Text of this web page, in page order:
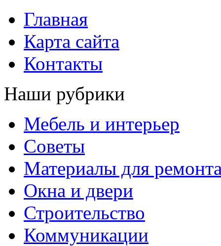
Главная
Карта сайта
Контакты
Наши рубрики
Мебель и интерьер
Советы
Материалы для
Окна и двери
Строительство
Коммуникации